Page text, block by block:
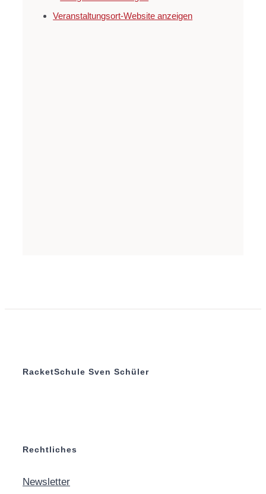
Veranstaltungsort-Website anzeigen
RacketSchule Sven Schüler
Rechtliches
Newsletter